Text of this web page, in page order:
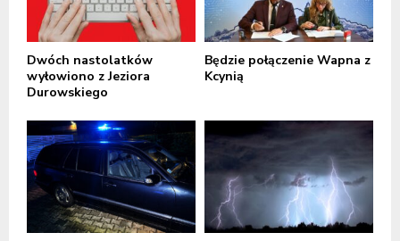
Dwóch nastolatków
wyłowiono z Jeziora
Durowskiego
Będzie połączenie Wapna z
Kcynią